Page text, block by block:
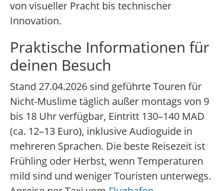
von visueller Pracht bis technischer
Innovation.
Praktische Informationen für
deinen Besuch
Stand 27.04.2026 sind geführte Touren für
Nicht-Muslime täglich außer montags von 9
bis 18 Uhr verfügbar, Eintritt 130–140 MAD
(ca. 12–13 Euro), inklusive Audioguide in
mehreren Sprachen. Die beste Reisezeit ist
Frühling oder Herbst, wenn Temperaturen
mild sind und weniger Touristen unterwegs.